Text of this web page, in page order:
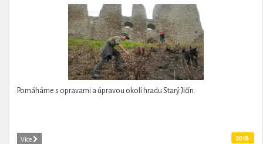
Pomáháme s opravami a úpravou okolí hradu Starý Jičín.
Více 2018